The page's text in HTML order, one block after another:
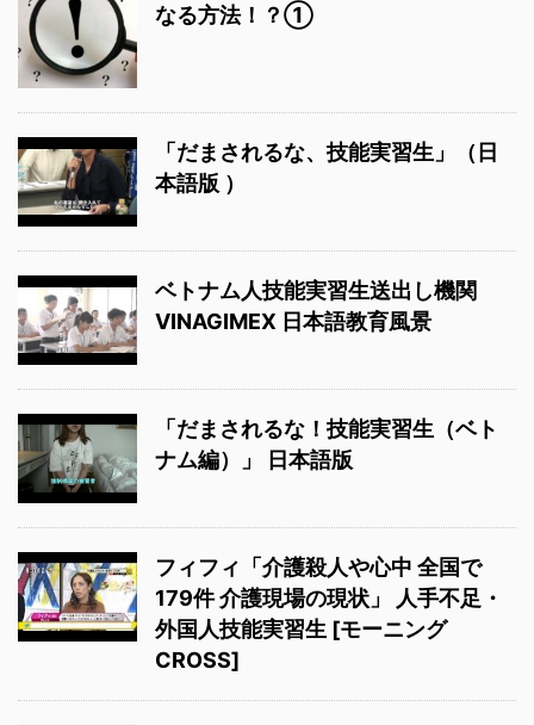
なる方法！？①
「だまされるな、技能実習生」（日
本語版 ）
ベトナム人技能実習生送出し機関
VINAGIMEX 日本語教育風景
「だまされるな！技能実習生（ベト
ナム編）」 日本語版
フィフィ「介護殺人や心中 全国で
179件 介護現場の現状」 人手不足・
外国人技能実習生 [モーニング
CROSS]